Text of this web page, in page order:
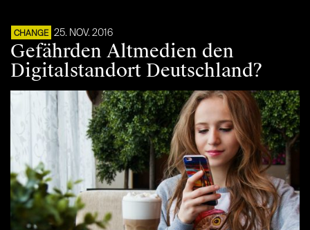
CHANGE 25. NOV. 2016
Gefährden Altmedien den
Digitalstandort Deutschland?